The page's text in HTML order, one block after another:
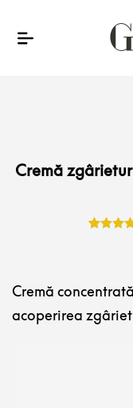
Cremă
Cremă
acoperirea